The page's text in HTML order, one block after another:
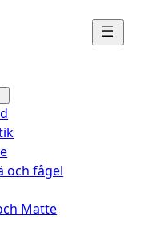
och fågel
Matte